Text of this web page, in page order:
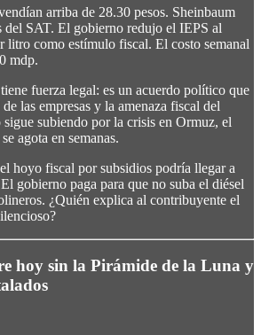
arriba de 28.30 pesos. Sheinbaum
del SAT. El gobierno redujo el IEPS al
litro como estímulo fiscal. El costo semanal
mdp.
fuerza legal: es un acuerdo político que
las empresas y la amenaza fiscal del
subiendo por la crisis en Ormuz, el
agota en semanas.
hoyo fiscal por subsidios podría llegar a
gobierno paga para que no suba el diésel
¿Quién explica al contribuyente el
hoy sin la Pirámide de la Luna y